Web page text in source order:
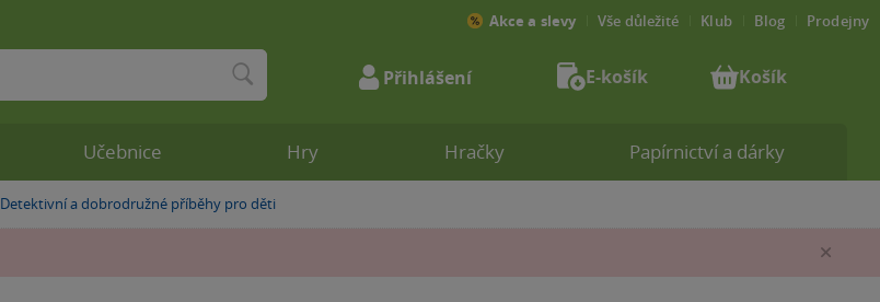
»
Detektivní a dobrodružné příběhy pro děti
Učebnice Hry Hračky Papírnictví a dárky
Akce a slevy Vše důležité Klub Blog Prodejny
Přihlášení E-košík Košík